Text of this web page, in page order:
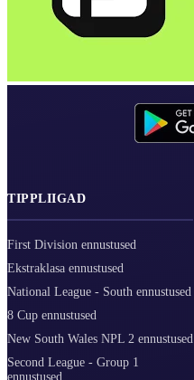
TIPPLIIGAD
First Division ennustused
Ekstraklasa ennustused
National League - South ennustused
8 Cup ennustused
New South Wales NPL 2 ennustused
Second League - Group 1
ennustused